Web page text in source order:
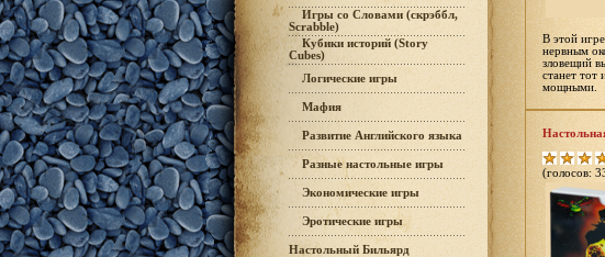
Игры со Словами (скрэббл,
Scrabble)
Кубики историй (Story
Cubes)
Логические игры
Мафия
Развитие Английского языка
Разные настольные игры
Экономические игры
Эротические игры
Настольный Бильярд
В этой
нервным
зловещий
станет тот
мощными.
(голосов: